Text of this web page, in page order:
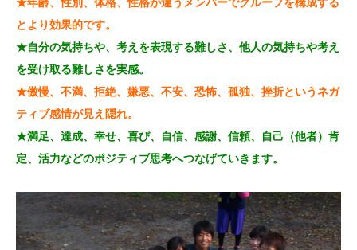
とより効果的です。
★自分の気持ちや、考えを表現する難しさ、他人の気持ちや考え
を受け取る難しさを実感。
★傲慢、不満、拒絶、嫌悪、不安、恐怖、孤独、挫折というネガ
ティブ感情が見え隠れ。
★満足、達成、幸せ、喜び、自信、感謝、信頼、自己（他者）肯
定、活力などのポジティブ思考へつなげていきます。